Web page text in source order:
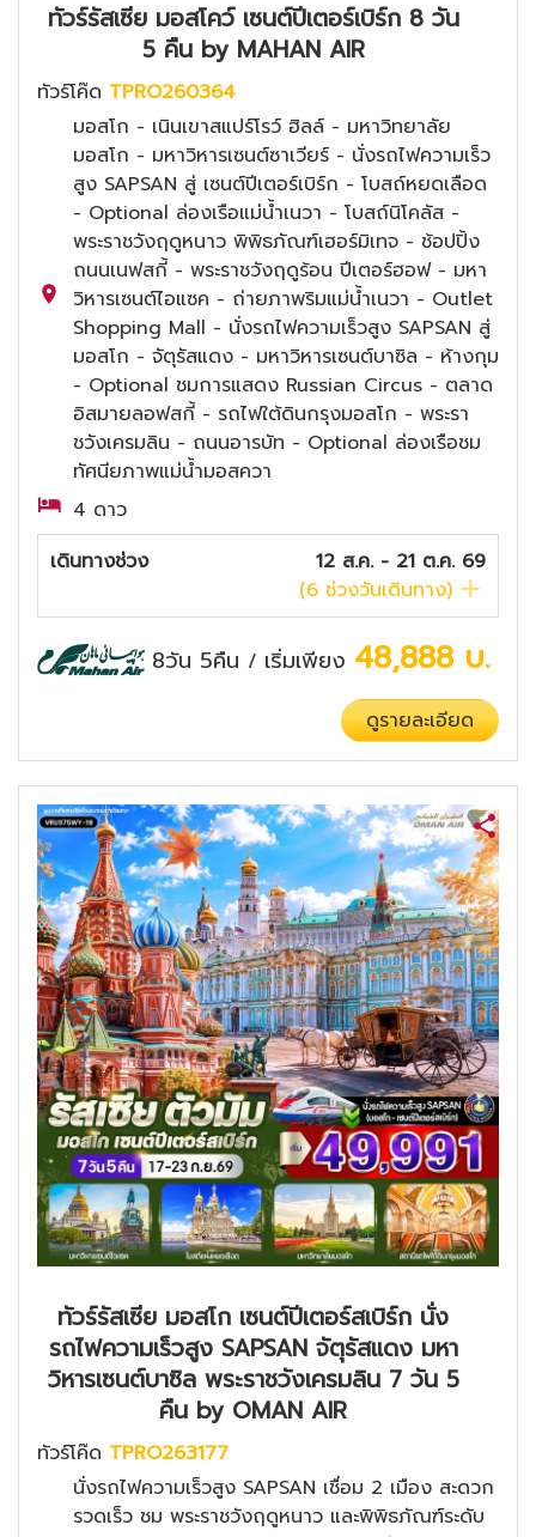
ทัวร์รัสเซีย มอสโคว์ เซนต์ปีเตอร์เบิร์ก 8 วัน
5 คืน by MAHAN AIR
ทัวร์โค๊ด TPRO260364
มอสโก - เนินเขาสแปร์โรว์ ฮิลล์ - มหาวิทยาลัย
มอสโก - มหาวิหารเซนต์ซาเวียร์ - นั่งรถไฟความเร็ว
สูง SAPSAN สู่ เซนต์ปีเตอร์เบิร์ก - โบสถ์หยดเลือด
- Optional ล่องเรือแม่น้ำเนวา - โบสถ์นิโคลัส -
พระราชวังฤดูหนาว พิพิธภัณฑ์เฮอร์มิเทจ - ช้อปปิ้ง
ถนนเนฟสกี้ - พระราชวังฤดูร้อน ปีเตอร์ฮอฟ - มหา
วิหารเซนต์ไอแซค - ถ่ายภาพริมแม่น้ำเนวา - Outlet
Shopping Mall - นั่งรถไฟความเร็วสูง SAPSAN สู่
มอสโก - จัตุรัสแดง - มหาวิหารเซนต์บาซิล - ห้างกุม
- Optional ชมการแสดง Russian Circus - ตลาด
อิสมายลอฟสกี้ - รถไฟใต้ดินกรุงมอสโก - พระรา
ชวังเครมลิน - ถนนอารบัท - Optional ล่องเรือชม
ทัศนียภาพแม่น้ำมอสควา
4 ดาว
เดินทางช่วง
12 ส.ค. - 21 ต.ค. 69
(6 ช่วงวันเดินทาง)
8วัน 5คืน / เริ่มเพียง 48,888 บ.
ดูรายละเอียด
ทัวร์รัสเซีย มอสโก เซนต์ปีเตอร์สเบิร์ก นั่ง
รถไฟความเร็วสูง SAPSAN จัตุรัสแดง มหา
วิหารเซนต์บาซิล พระราชวังเครมลิน 7 วัน 5
คืน by OMAN AIR
ทัวร์โค๊ด TPRO263177
นั่งรถไฟความเร็วสูง SAPSAN เชื่อม 2 เมือง สะดวก
รวดเร็ว ชม พระราชวังฤดูหนาว และพิพิธภัณฑ์ระดับ